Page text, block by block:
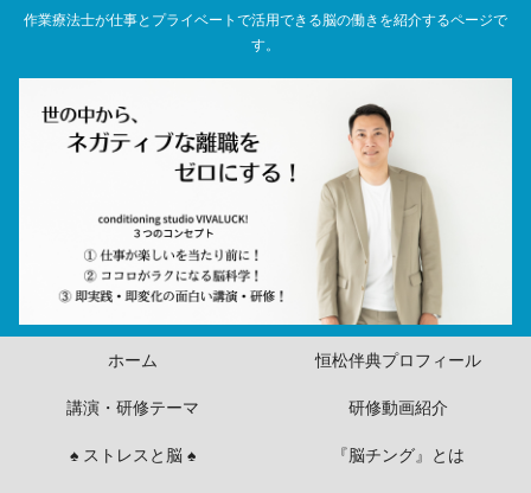
作業療法士が仕事とプライベートで活用できる脳の働きを紹介するページで
す。
ホーム 恒松伴典プロフィール
講演・研修テーマ 研修動画紹介
♠ ストレスと脳 ♠ 『脳チング』とは